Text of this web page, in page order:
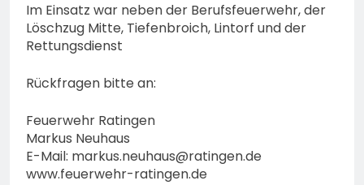
Im Einsatz war neben der Berufsfeuerwehr, der
Löschzug Mitte, Tiefenbroich, Lintorf und der
Rettungsdienst
Rückfragen bitte an:
Feuerwehr Ratingen
Markus Neuhaus
E-Mail: markus.neuhaus@ratingen.de
www.feuerwehr-ratingen.de